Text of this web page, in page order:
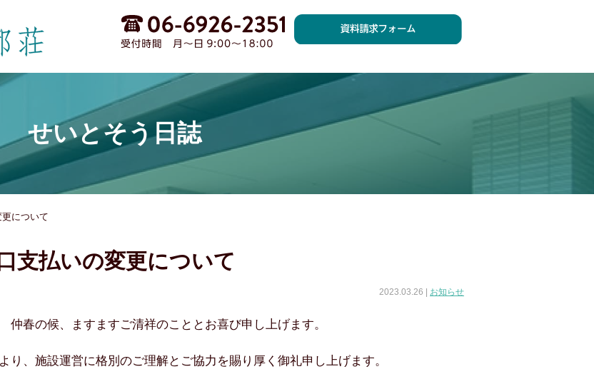
せいとそう日誌
について
支払いの変更について
2023.03.26 | お知らせ
春の候、ますますご清祥のこととお喜び申し上げます。
り、施設運営に格別のご理解とご協力を賜り厚く御礼申し上げます。